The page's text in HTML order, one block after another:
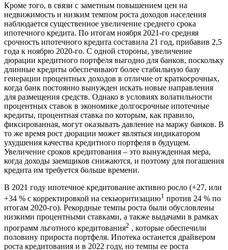
Кроме того, в связи с заметным повышением цен на
недвижимость и низким темпом роста доходов населения
наблюдается существенное увеличение среднего срока
ипотечного кредита. По итогам ноября 2021-го средняя
срочность ипотечного кредита составила 21 год, прибавив 2,5
года к ноябрю 2020-го. С одной стороны, увеличение
дюрации кредитного портфеля выгодно для банков, поскольку
длинные кредиты обеспечивают более стабильную базу
генерации процентных доходов в отличие от краткосрочных,
когда банк постоянно вынужден искать новые направления
для размещения средств. Однако в условиях волатильности
процентных ставок в экономике долгосрочные ипотечные
кредиты, процентная ставка по которым, как правило,
фиксированная, могут оказывать давление на маржу банков. В
то же время рост дюрации может являться индикатором
ухудшения качества кредитного портфеля в будущем.
Увеличение сроков кредитования – это вынужденная мера,
когда доходы заемщиков снижаются, и поэтому для погашения
кредита им требуется больше времени.
В 2021 году ипотечное кредитование активно росло (+27, или
+34 % с корректировкой на секьюритизацию1 против 24 % по
итогам 2020-го). Рекордные темпы роста были обусловлены
низкими процентными ставками, а также выдачами в рамках
программ льготного кредитования2 , которые обеспечили
половину прироста портфеля. Ипотека останется драйвером
роста кредитования и в 2022 году, но темпы ее роста